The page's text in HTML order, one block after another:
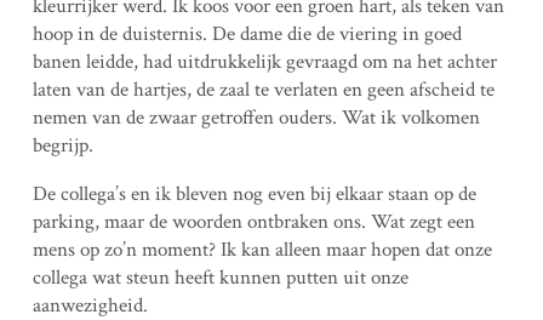
kleurrijker werd. Ik koos voor een groen hart, als teken van
hoop in de duisternis. De dame die de viering in goed
banen leidde, had uitdrukkelijk gevraagd om na het achter
laten van de hartjes, de zaal te verlaten en geen afscheid te
nemen van de zwaar getroffen ouders. Wat ik volkomen
begrijp.
De collega’s en ik bleven nog even bij elkaar staan op de
parking, maar de woorden ontbraken ons. Wat zegt een
mens op zo’n moment? Ik kan alleen maar hopen dat onze
collega wat steun heeft kunnen putten uit onze
aanwezigheid.